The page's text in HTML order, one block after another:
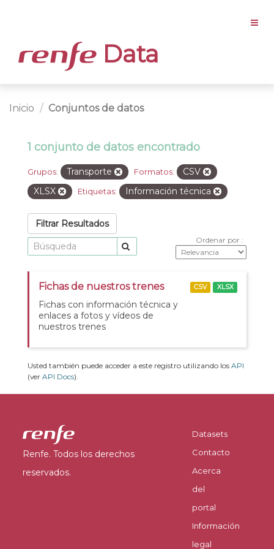
Data
Inicio Conjuntos de datos
1 conjunto de datos encontrado
Grupos: Transporte Formatos:
CSV
XLSX
Etiquetas: Información técnica
Filtrar Resultados
Ordenar por
Fichas de nuestros trenes
Fichas con información técnica y
enlaces a fotos y vídeos de
nuestros trenes
CSV XLSX
Usted también puede acceder a este registro utilizando los API
(ver API Docs).
Renfe. Todos los derechos
reservados.
Datasets
Contacto
Acerca
del
portal
Información
legal